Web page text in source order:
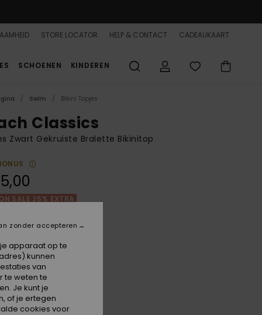
STORE LOCATOR HELP & CONTACT CADEAUKAART
SCHOENEN KINDEREN
Swim Bikini Topjes
Classics
Zwart Gekruiste Bralette Bikinitop
SALE 25% EXTRA
apparaat op te
kunnen
van
te weten te
Je kunt je
of je ertegen
cookies voor
zonder accepteren